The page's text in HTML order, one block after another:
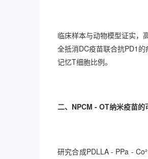
临床样本与动物模型证实，
全抵消DC疫苗联合抗PD1
记忆T细胞比例。
二、NPCM - OT纳米疫苗
研究合成PDLLA - PPa -